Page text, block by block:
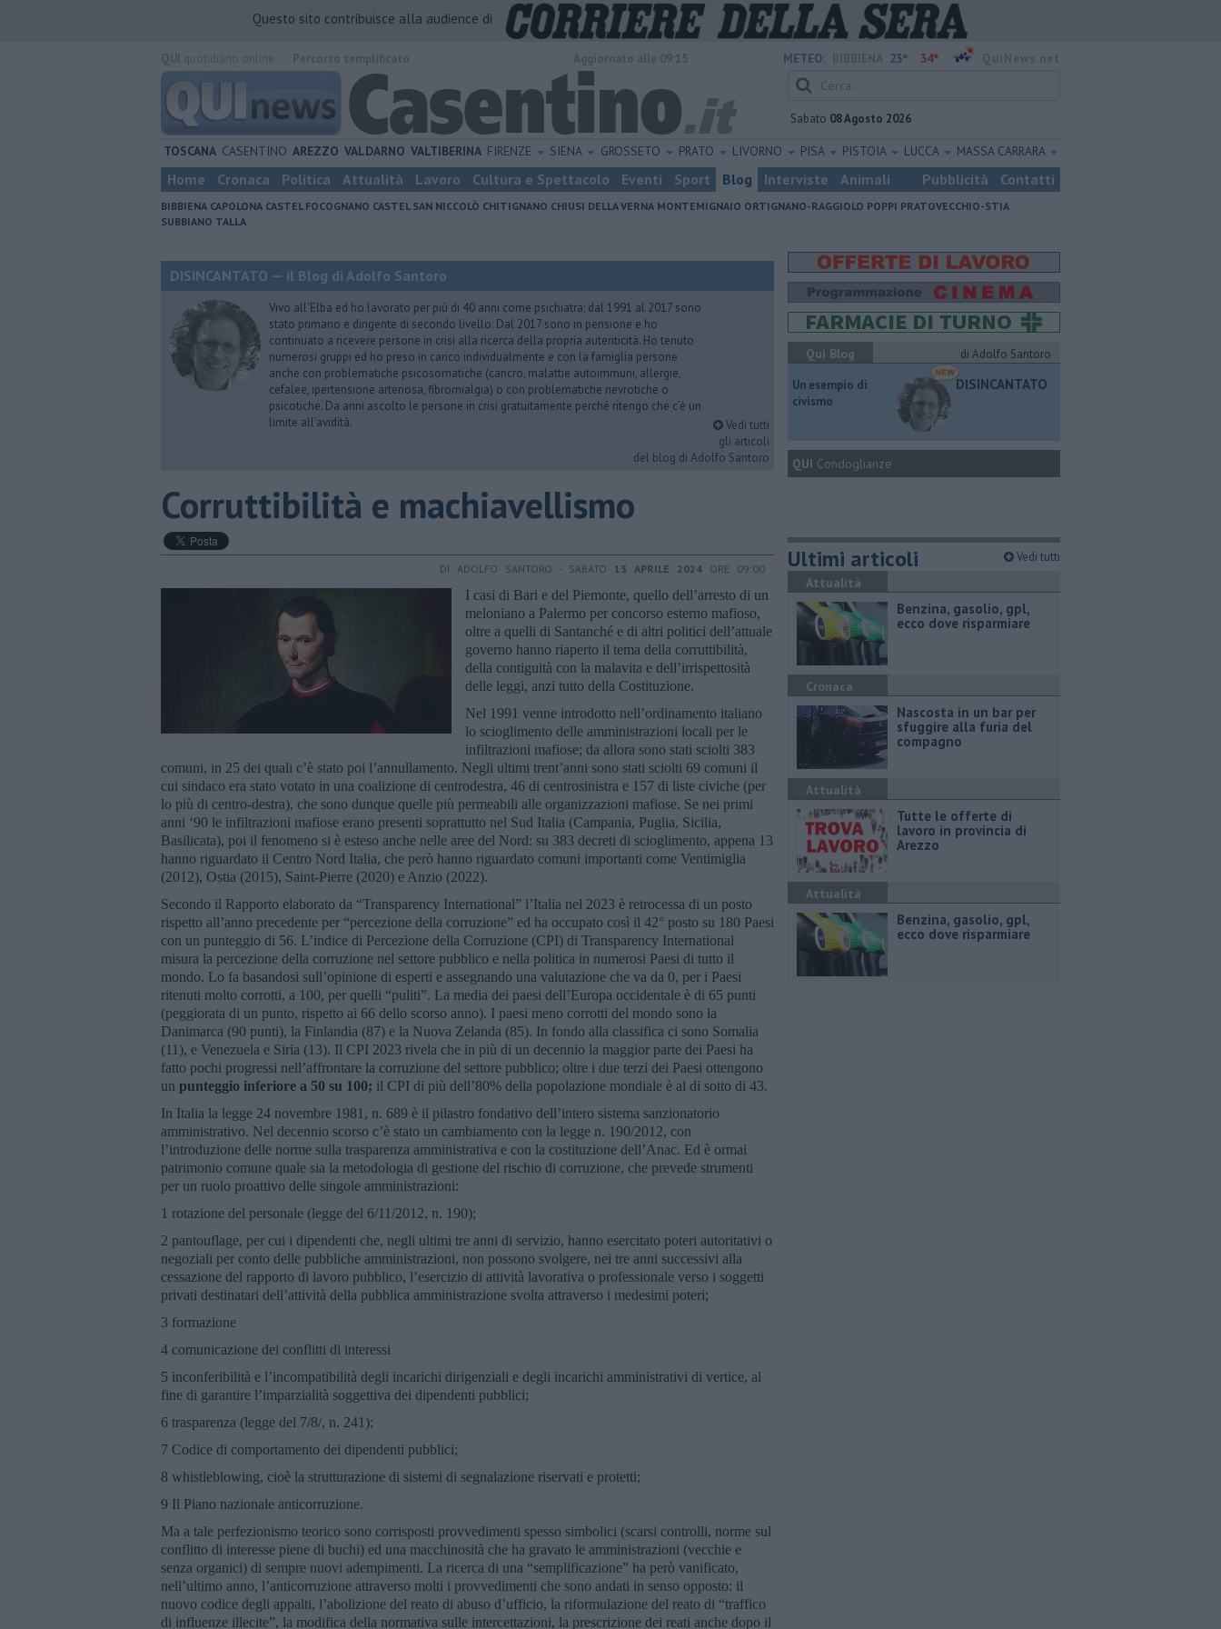
Questo sito contribuisce alla audience di
METEO: 23° 34°
Sabato 08 Agosto 2026
TOSCANA CASENTINO AREZZO VALDARNO VALTIBERINA FIRENZE SIENA GROSSETO PRATO LIVORNO PISA PISTOIA LUCCA MASSA CARRARA
Home Cronaca Politica Attualità Lavoro Cultura e Spettacolo Eventi Sport Blog Interviste Animali Pubblicità Contatti
BIBBIENA CAPOLONA CASTEL FOCOGNANO CASTEL SAN NICCOLÒ CHITIGNANO CHIUSI DELLA VERNA MONTEMIGNAIO ORTIGNANO-RAGGIOLO POPPI PRATOVECCHIO-STIA
SUBBIANO TALLA
DISINCANTATO — il Blog di Adolfo Santoro
Vivo all’Elba ed ho lavorato per più di 40 anni come psichiatra; dal 1991 al 2017 sono
stato primario e dirigente di secondo livello. Dal 2017 sono in pensione e ho
continuato a ricevere persone in crisi alla ricerca della propria autenticità. Ho tenuto
numerosi gruppi ed ho preso in carico individualmente e con la famiglia persone
anche con problematiche psicosomatiche (cancro, malattie autoimmuni, allergie,
cefalee, ipertensione arteriosa, fibromialgia) o con problematiche nevrotiche o
psicotiche. Da anni ascolto le persone in crisi gratuitamente perché ritengo che c’è un
limite all’avidità.
Vedi tutti
gli articoli
del blog di Adolfo Santoro
​Corruttibilità e machiavellismo
DI ADOLFO SANTORO - SABATO 13 APRILE 2024 ORE 09:00
I casi di Bari e del Piemonte, quello dell’arresto di un
meloniano a Palermo per concorso esterno mafioso,
oltre a quelli di Santanché e di altri politici dell’attuale
governo hanno riaperto il tema della corruttibilità,
della contiguità con la malavita e dell’irrispettosità
delle leggi, anzi tutto della Costituzione.
Nel 1991 venne introdotto nell’ordinamento italiano
lo scioglimento delle amministrazioni locali per le
infiltrazioni mafiose; da allora sono stati sciolti 383
comuni, in 25 dei quali c’è stato poi l’annullamento. Negli ultimi trent’anni sono stati sciolti 69 comuni il
cui sindaco era stato votato in una coalizione di centrodestra, 46 di centrosinistra e 157 di liste civiche (per
lo più di centro-destra), che sono dunque quelle più permeabili alle organizzazioni mafiose. Se nei primi
anni ‘90 le infiltrazioni mafiose erano presenti soprattutto nel Sud Italia (Campania, Puglia, Sicilia,
Basilicata), poi il fenomeno si è esteso anche nelle aree del Nord: su 383 decreti di scioglimento, appena 13
hanno riguardato il Centro Nord Italia, che però hanno riguardato comuni importanti come Ventimiglia
(2012), Ostia (2015), Saint-Pierre (2020) e Anzio (2022).
Secondo il Rapporto elaborato da “Transparency International” l’Italia nel 2023 è retrocessa di un posto
rispetto all’anno precedente per “percezione della corruzione” ed ha occupato così il 42° posto su 180 Paesi
con un punteggio di 56. L’indice di Percezione della Corruzione (CPI) di Transparency International
misura la percezione della corruzione nel settore pubblico e nella politica in numerosi Paesi di tutto il
mondo. Lo fa basandosi sull’opinione di esperti e assegnando una valutazione che va da 0, per i Paesi
ritenuti molto corrotti, a 100, per quelli “puliti”. La media dei paesi dell’Europa occidentale è di 65 punti
(peggiorata di un punto, rispetto ai 66 dello scorso anno). I paesi meno corrotti del mondo sono la
Danimarca (90 punti), la Finlandia (87) e la Nuova Zelanda (85). In fondo alla classifica ci sono Somalia
(11), e Venezuela e Siria (13). Il CPI 2023 rivela che in più di un decennio la maggior parte dei Paesi ha
fatto pochi progressi nell’affrontare la corruzione del settore pubblico; oltre i due terzi dei Paesi ottengono
un punteggio inferiore a 50 su 100; il CPI di più dell’80% della popolazione mondiale è al di sotto di 43.
In Italia la legge 24 novembre 1981, n. 689 è il pilastro fondativo dell’intero sistema sanzionatorio
amministrativo. Nel decennio scorso c’è stato un cambiamento con la legge n. 190/2012, con
l’introduzione delle norme sulla trasparenza amministrativa e con la costituzione dell’Anac. Ed è ormai
patrimonio comune quale sia la metodologia di gestione del rischio di corruzione, che prevede strumenti
per un ruolo proattivo delle singole amministrazioni:
1 rotazione del personale (legge del 6/11/2012, n. 190);
2 pantouflage, per cui i dipendenti che, negli ultimi tre anni di servizio, hanno esercitato poteri autoritativi o
negoziali per conto delle pubbliche amministrazioni, non possono svolgere, nei tre anni successivi alla
cessazione del rapporto di lavoro pubblico, l’esercizio di attività lavorativa o professionale verso i soggetti
privati destinatari dell’attività della pubblica amministrazione svolta attraverso i medesimi poteri;
3 formazione
4 comunicazione dei conflitti di interessi
5 inconferibilità e l’incompatibilità degli incarichi dirigenziali e degli incarichi amministrativi di vertice, al
fine di garantire l’imparzialità soggettiva dei dipendenti pubblici;
6 trasparenza (legge del 7/8/, n. 241);
7 Codice di comportamento dei dipendenti pubblici;
8 whistleblowing, cioè la strutturazione di sistemi di segnalazione riservati e protetti;
9 Il Piano nazionale anticorruzione.
Ma a tale perfezionismo teorico sono corrisposti provvedimenti spesso simbolici (scarsi controlli, norme sul
conflitto di interesse piene di buchi) ed una macchinosità che ha gravato le amministrazioni (vecchie e
senza organici) di sempre nuovi adempimenti. La ricerca di una “semplificazione” ha però vanificato,
nell’ultimo anno, l’anticorruzione attraverso molti i provvedimenti che sono andati in senso opposto: il
nuovo codice degli appalti, l’abolizione del reato di abuso d’ufficio, la riformulazione del reato di “traffico
di influenze illecite”, la modifica della normativa sulle intercettazioni, la prescrizione dei reati anche dopo il
Qui Blog
di Adolfo Santoro
​Un esempio di
civismo
DISINCANTATO
QUI Condoglianze
Ultimi articoli Vedi tutti
Attualità
​Benzina, gasolio, gpl,
ecco dove risparmiare
Cronaca
Nascosta in un bar per
sfuggire alla furia del
compagno
Attualità
​Tutte le offerte di
lavoro in provincia di
Arezzo
Attualità
​Benzina, gasolio, gpl,
ecco dove risparmiare